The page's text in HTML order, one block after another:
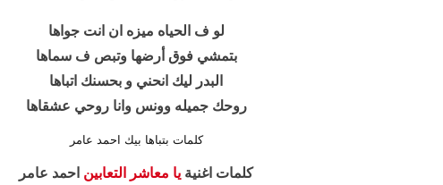
لو ف الحياه ميزه ان انت جواها
بتمشي فوق أرضها وتبص ف سماها
البدر ليك انحني و بحسنك اتباها
روحك جميله وونس وانا روحي عشقاها
كلمات بتباها بيك احمد عامر
كلمات اغنية يا معاشر التعابين احمد عامر